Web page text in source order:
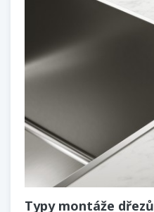
Typy montáže dřezů